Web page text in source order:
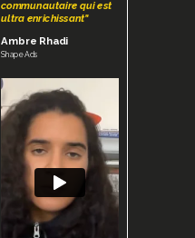
communautaire qui est
ultra enrichissant"
Ambre Rhadi
Shape Ads